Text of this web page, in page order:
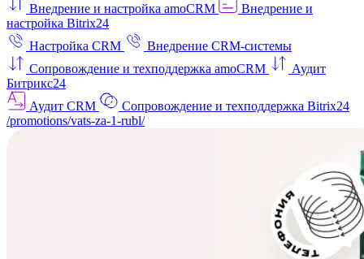
Внедрение и настройка amoCRM
Внедрение и
настройка Bitrix24
Настройка CRM
Внедрение CRM-системы
Сопровождение и техподдержка amoCRM
Аудит
Битрикс24
Аудит CRM
Сопровождение и техподдержка Bitrix24
/promotions/vats-za-1-rubl/